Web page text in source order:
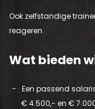
Ook zelfstandige
reageren.
Wat bieden
Een passend
€ 4.500,- en €